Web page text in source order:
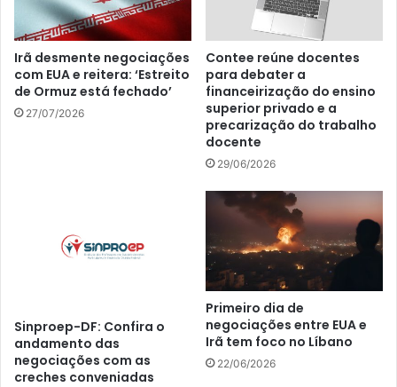
Irã desmente negociações
com EUA e reitera: ‘Estreito
de Ormuz está fechado’
27/07/2026
Contee reúne docentes
para debater a
financeirização do ensino
superior privado e a
precarização do trabalho
docente
29/06/2026
Sinproep-DF: Confira o
andamento das
negociações com as
creches conveniadas
Primeiro dia de
negociações entre EUA e
Irã tem foco no Líbano
22/06/2026